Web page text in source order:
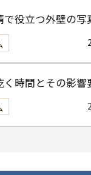
で役立つ外壁の写
コツを解説
く時間とその影響
の違いも詳しく